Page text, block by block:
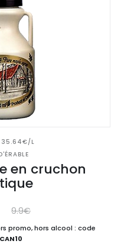
35.64€/L
en cruchon
9.9€
promo, hors alcool : code